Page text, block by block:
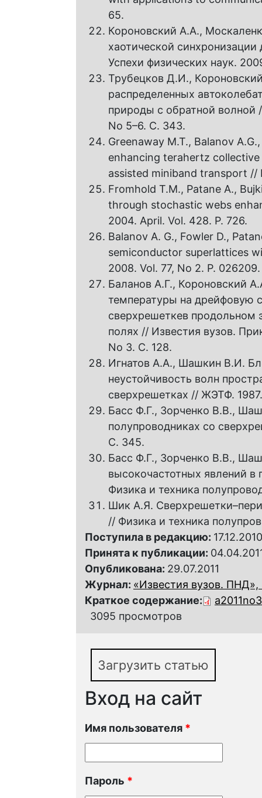
65.
Короновский А.А.,
хаотической
Успехи физических наук.
Трубецков Д.И.,
распределенных
природы с обратной волной
No 5–6. C. 343.
Greenaway M.T., Balanov
enhancing terahertz
assisted miniband transport //
Fromhold T.M., Patane A.,
through stochastic webs
2004. April. Vol. 428. P. 726.
Balanov A. G., Fowler D.,
semiconductor superlattices
2008. Vol. 77, No 2. P. 026209.
Баланов А.Г., Короновский
температуры на дрейфовую
сверхрешеткев продольном
полях // Известия вузов.
No 3. C. 128.
Игнатов А.А., Шашкин В.И.
неустойчивость волн
сверхрешетках // ЖЭТФ.
Басс Ф.Г., Зорченко В.В.,
полупроводниках со
C. 345.
Басс Ф.Г., Зорченко В.В.,
высокочастотных явлений
Физика и техника
Шик А.Я.
// Физика и техника
Поступила в редакцию: 17.12.2010
Принята к публикации:
Опубликована: 29.07.2011
Журнал: «Известия вузов. ПНД»,
Краткое содержание:
3095 просмотров
Загрузить статью
Вход на сайт
Имя пользователя *
Пароль *